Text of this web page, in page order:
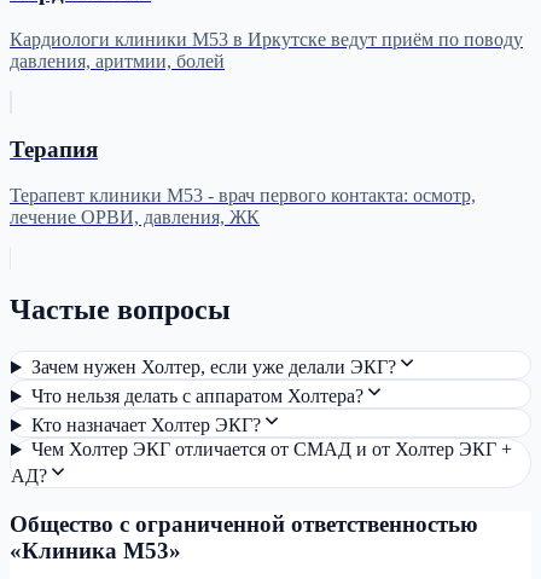
Кардиологи клиники М53 в Иркутске ведут приём по поводу
давления, аритмии, болей
Терапия
Терапевт клиники М53 - врач первого контакта: осмотр,
лечение ОРВИ, давления, ЖК
Частые вопросы
Зачем нужен Холтер, если уже делали ЭКГ?
Что нельзя делать с аппаратом Холтера?
Кто назначает Холтер ЭКГ?
Чем Холтер ЭКГ отличается от СМАД и от Холтер ЭКГ +
АД?
Общество с ограниченной ответственностью
«Клиника М53»